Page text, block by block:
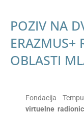
POZIV NA
ERAZMUS+
OBLASTI
Fondacija
virtuelne